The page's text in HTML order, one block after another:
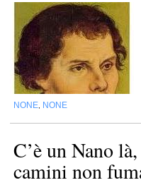
NONE NONE
C’è un Nano
camini non